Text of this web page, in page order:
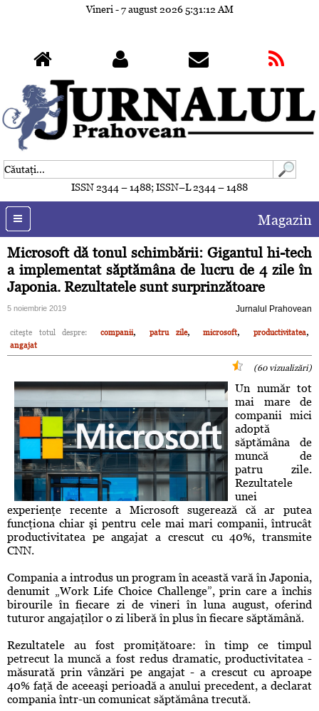
Vineri - 7 august 2026 5:31:15 AM
ISSN 2344 – 1488; ISSN–L 2344 – 1488
Magazin
Microsoft dă tonul schimbării: Gigantul hi-tech
a implementat săptămâna de lucru de 4 zile în
Japonia. Rezultatele sunt surprinzătoare
5 noiembrie 2019 Jurnalul Prahovean
citeşte totul despre: companii, patru zile, microsoft, productivitatea,
angajat
(60 vizualizări)
Un număr tot
mai mare de
companii mici
adoptă
săptămâna de
muncă de
patru zile.
Rezultatele
unei
experienţe recente a Microsoft sugerează că ar putea
funcţiona chiar şi pentru cele mai mari companii, întrucât
productivitatea pe angajat a crescut cu 40%, transmite
CNN.
Compania a introdus un program în această vară în Japonia,
denumit „Work Life Choice Challenge”, prin care a închis
birourile în fiecare zi de vineri în luna august, oferind
tuturor angajaţilor o zi liberă în plus în fiecare săptămână.
Rezultatele au fost promiţătoare: în timp ce timpul
petrecut la muncă a fost redus dramatic, productivitatea -
măsurată prin vânzări pe angajat - a crescut cu aproape
40% faţă de aceeaşi perioadă a anului precedent, a declarat
compania într-un comunicat săptămâna trecută.